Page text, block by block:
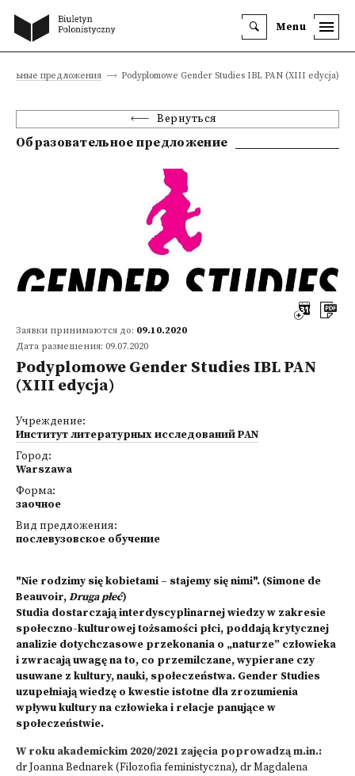
Menu
предложения Podyplomowe Gender Studies IBL PAN (XIII edycja)
Вернуться
Образовательное предложение
Заявки принимаются до: 09.10.2020
Дата размещения: 09.07.2020
Podyplomowe Gender Studies IBL PAN
(XIII edycja)
Учреждение:
Институт литературных исследований PAN
Город:
Warszawa
Форма:
заочное
Вид предложения:
послевузовское обучение
"Nie rodzimy się kobietami – stajemy się nimi". (Simone de
Beauvoir,Druga płeć)
Studia dostarczają interdyscyplinarnej wiedzy w zakresie
społeczno-kulturowej tożsamości płci, poddają krytycznej
analizie dotychczasowe przekonania o „naturze” człowieka
i zwracają uwagę na to, co przemilczane, wypierane czy
usuwane z kultury, nauki, społeczeństwa. Gender Studies
uzupełniają wiedzę o kwestie istotne dla zrozumienia
wpływu kultury na człowieka i relacje panujące w
społeczeństwie.
W roku akademickim 2020/2021 zajęcia poprowadzą m.in.:
dr Joanna Bednarek (Filozofia feministyczna), dr Magdalena